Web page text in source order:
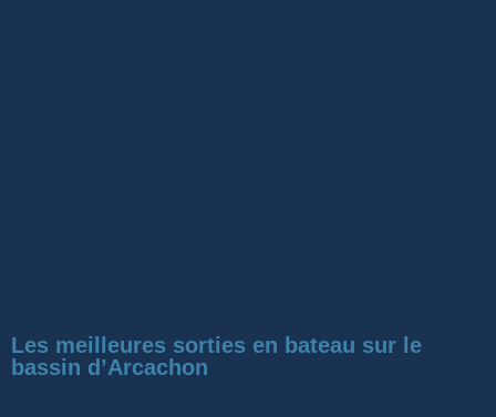
Les meilleures sorties en bateau sur le
bassin d’Arcachon